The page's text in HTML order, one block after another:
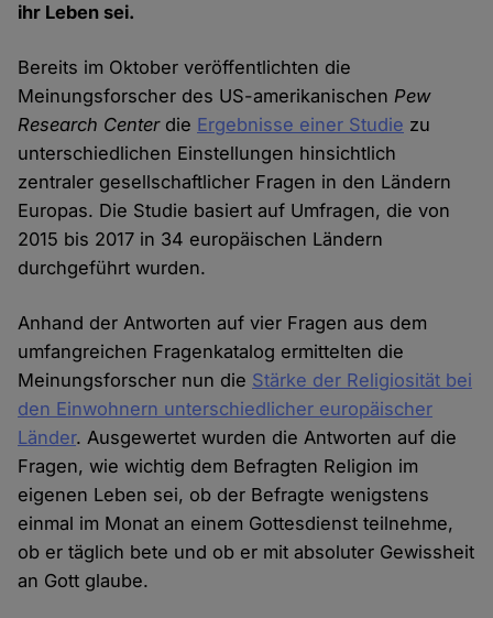
ihr Leben sei.
Bereits im Oktober veröffentlichten die
Meinungsforscher des US-amerikanischenPew
Research Centerdie Ergebnisse einer Studie zu
unterschiedlichen Einstellungen hinsichtlich
zentraler gesellschaftlicher Fragen in den Ländern
Europas. Die Studie basiert auf Umfragen, die von
2015 bis 2017 in 34 europäischen Ländern
durchgeführt wurden.
Anhand der Antworten auf vier Fragen aus dem
umfangreichen Fragenkatalog ermittelten die
Meinungsforscher nun die Stärke der Religiosität bei
den Einwohnern unterschiedlicher europäischer
Länder. Ausgewertet wurden die Antworten auf die
Fragen, wie wichtig dem Befragten Religion im
eigenen Leben sei, ob der Befragte wenigstens
einmal im Monat an einem Gottesdienst teilnehme,
ob er täglich bete und ob er mit absoluter Gewissheit
an Gott glaube.